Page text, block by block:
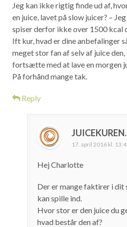
Jeg kan ikke rigtig finde ud af,
en juice, lavet på slow juicer? –
spiser derfor ikke over 1500 kcal
Ift kur, hvad er dine anbefalinger
meget stor fan af selv af juice den,
fortsætte med at lave en morgen
På forhånd mange tak.
Reply
17. april 2016 kl.
Hej Charlotte
Der er mange faktirer i dit
kan spille ind.
Hvor stor er den juice du
hvad består den af?